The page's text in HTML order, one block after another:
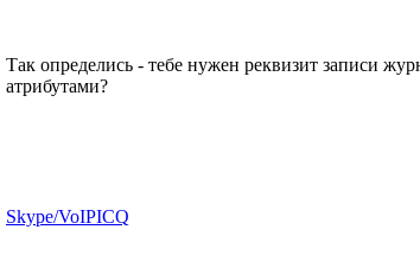
Так определись - тебе нужен реквизит записи
атрибутами?
Skype/VoIPICQ